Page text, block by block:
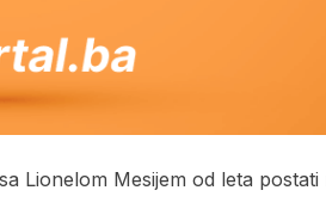
Lionelom Mesijem od leta